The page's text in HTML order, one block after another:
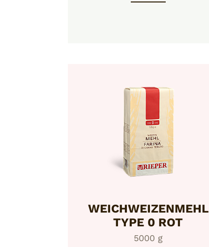
WEICHWEIZENMEHL
TYPE 0 ROT
5000 g